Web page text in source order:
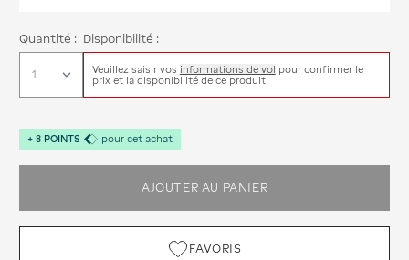
Quantité : Disponibilité :
Veuillez saisir vos informations de vol pour confirmer le
prix et la disponibilité de ce produit
+ 8 POINTS pour cet achat
AJOUTER AU PANIER
FAVORIS